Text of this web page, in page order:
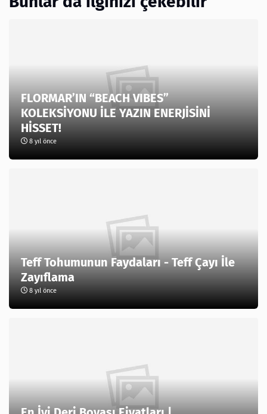
FLORMAR’IN “BEACH VIBES”
KOLEKSİYONU İLE YAZIN ENERJİSİNİ
HİSSET!
8 yıl önce
Teff Tohumunun Faydaları - Teff Çayı İle
Zayıflama
8 yıl önce